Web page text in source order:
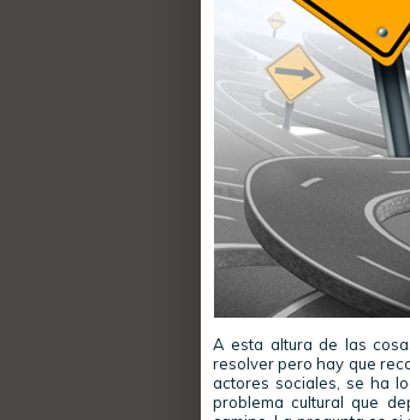
A esta altura de las
resolver pero hay que
actores sociales, se ha
problema cultural que